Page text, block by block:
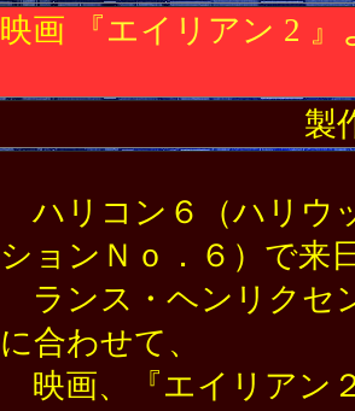
映画 『エイリアン 2
製
ハリコン６（ハリウ
ションＮｏ．６）で来
ランス・ヘンリクセ
に合わせて、
映画、『エイリアン